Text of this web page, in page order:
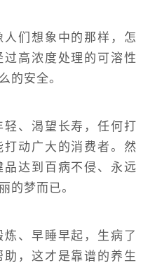
们想象中的那样，怎
高浓度处理的可溶性
的安全。
、渴望长寿，任何打
动广大的消费者。然
达到百病不侵、永远
的梦而已。
、早睡早起，生病了
，这才是靠谱的养生